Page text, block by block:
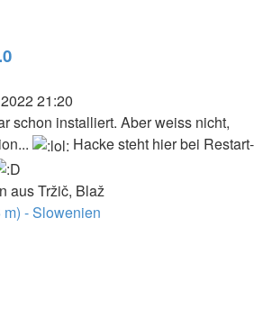
21:20
schon installiert. Aber weiss nicht,
Hacke steht hier bei Restart-
aus Tržič, Blaž
- Slowenien